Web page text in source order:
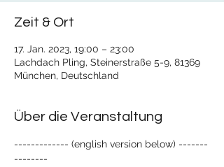
Zeit & Ort
17. Jan. 2023, 19:00 – 23:00
Lachdach Pling, Steinerstraße 5-9, 81369
München, Deutschland
Über die Veranstaltung
------------- (english version below) -------
--------